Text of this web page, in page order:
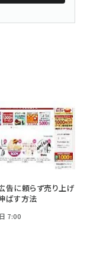
告に頼らず売り上げ
ばす方法
7:00